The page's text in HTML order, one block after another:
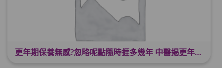
更年期保養無感?忽略呢點隨時捱多幾年 中醫揭更年保養關鍵 輕鬆舒適渡過更年期